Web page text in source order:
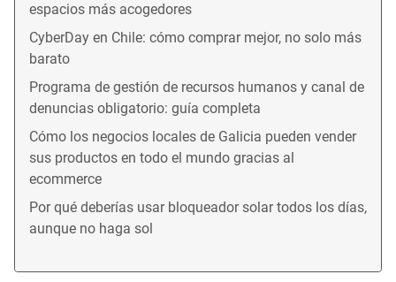
espacios más acogedores
CyberDay en Chile: cómo comprar mejor, no solo más
barato
Programa de gestión de recursos humanos y canal de
denuncias obligatorio: guía completa
Cómo los negocios locales de Galicia pueden vender
sus productos en todo el mundo gracias al
ecommerce
Por qué deberías usar bloqueador solar todos los días,
aunque no haga sol